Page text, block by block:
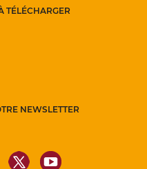
TÉLÉCHARGER
NEWSLETTER